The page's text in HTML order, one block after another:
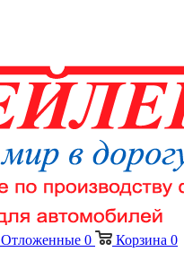
Отложенные 0 Корзина 0